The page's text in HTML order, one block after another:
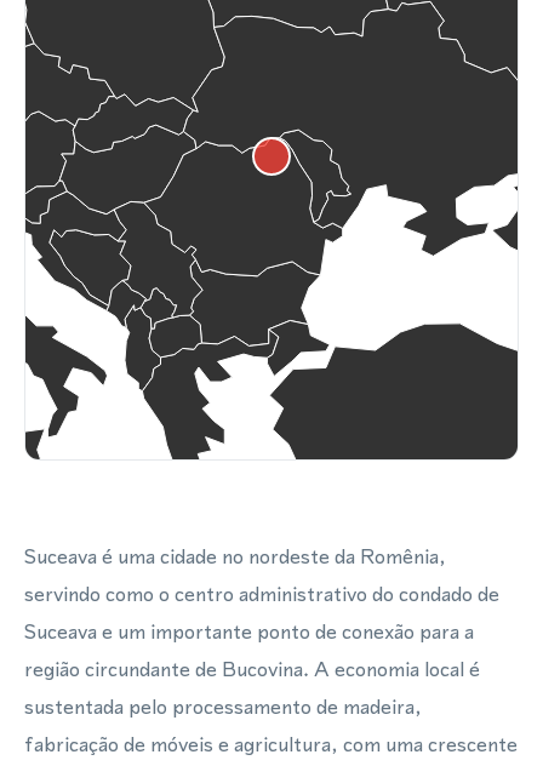
Suceava é uma cidade no nordeste da Romênia,
servindo como o centro administrativo do condado de
Suceava e um importante ponto de conexão para a
região circundante de Bucovina. A economia local é
sustentada pelo processamento de madeira,
fabricação de móveis e agricultura, com uma crescente